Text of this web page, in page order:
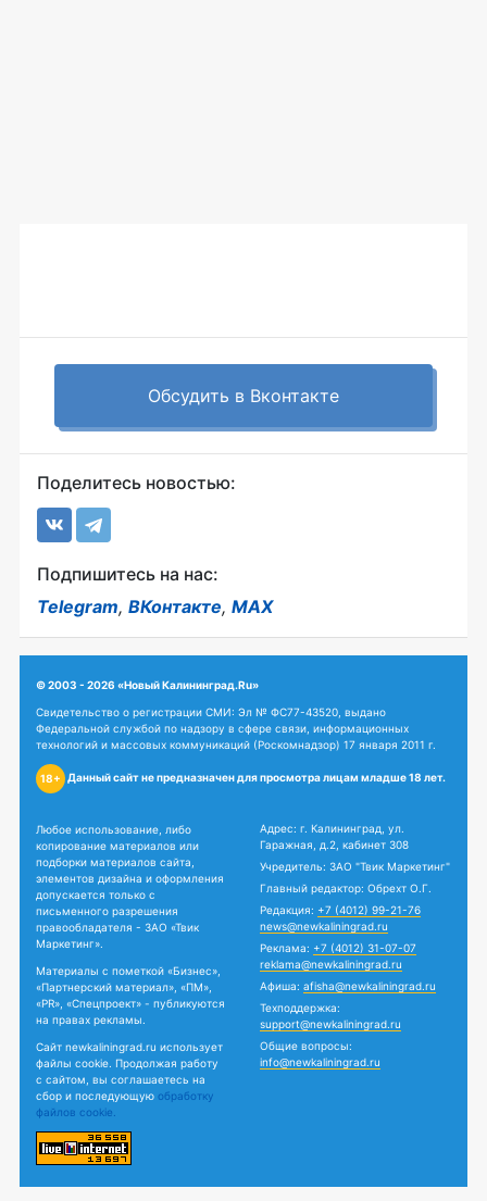
Обсудить в Вконтакте
Поделитесь новостью:
Подпишитесь на нас:
Telegram, ВКонтакте, MAX
© 2003 - 2026 «Новый Калининград.Ru»
Свидетельство о регистрации СМИ: Эл № ФС77-43520, выдано
Федеральной службой по надзору в сфере связи, информационных
технологий и массовых коммуникаций (Роскомнадзор) 17 января 2011 г.
18+ Данный сайт не предназначен для просмотра лицам младше 18 лет.
Любое использование, либо
копирование материалов или
подборки материалов сайта,
элементов дизайна и оформления
допускается только с
письменного разрешения
правообладателя - ЗАО «Твик
Маркетинг».
Материалы с пометкой «Бизнес»,
«Партнерский материал», «ПМ»,
«PR», «Спецпроект» - публикуются
на правах рекламы.
Сайт newkaliningrad.ru использует
файлы cookie. Продолжая работу
с сайтом, вы соглашаетесь на
сбор и последующую обработку
файлов cookie.
Адрес: г. Калининград, ул.
Гаражная, д.2, кабинет 308
Учредитель: ЗАО "Твик Маркетинг"
Главный редактор: Обрехт О.Г.
Редакция: +7 (4012) 99-21-76
news@newkaliningrad.ru
Реклама: +7 (4012) 31-07-07
reklama@newkaliningrad.ru
Афиша: afisha@newkaliningrad.ru
Техподдержка:
support@newkaliningrad.ru
Общие вопросы:
info@newkaliningrad.ru